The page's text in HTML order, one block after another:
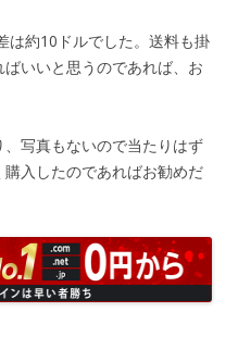
は約10ドルでした。送料も掛
いいと思うのであれば、お
写真もないので当たりはず
入したのであればお勧めだ